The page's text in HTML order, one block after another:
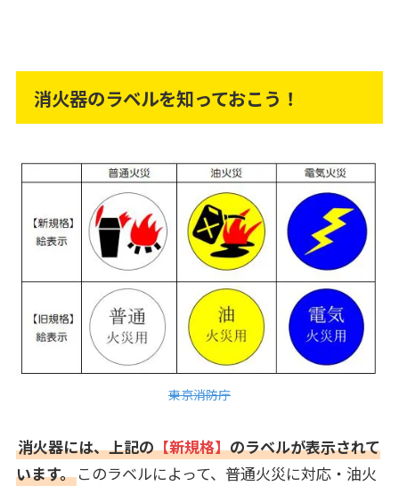
消火器のラベルを知っておこう！
東京消防庁
消火器には、上記の【新規格】のラベルが表示されて
います。このラベルによって、普通火災に対応・油火